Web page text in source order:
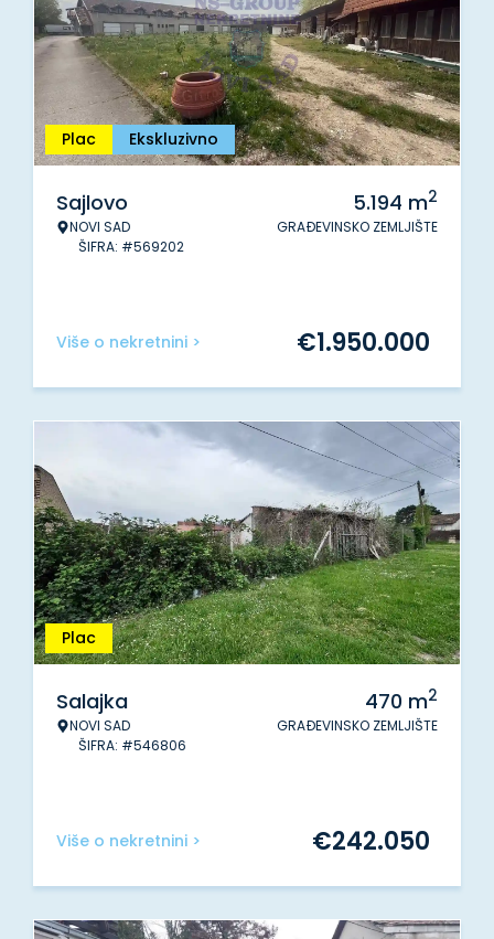
Plac Ekskluzivno
Sajlovo
NOVI SAD
ŠIFRA: #569202
5.194 m2
GRAĐEVINSKO ZEMLJIŠTE
Više o nekretnini > €1.950.000
Plac
Salajka
NOVI SAD
ŠIFRA: #546806
470 m2
GRAĐEVINSKO ZEMLJIŠTE
Više o nekretnini > €242.050